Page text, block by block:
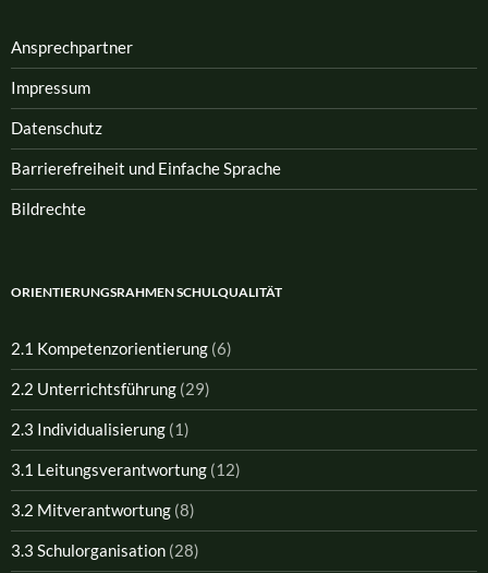
Ansprech­partner
Impressum
Datenschutz
Barrierefreiheit und Einfache Sprache
Bildrechte
ORIENTIERUNGSRAHMEN SCHULQUALITÄT
2.1 Kompetenzorientierung (6)
2.2 Unterrichtsführung (29)
2.3 Individualisierung (1)
3.1 Leitungsverantwortung (12)
3.2 Mitverantwortung (8)
3.3 Schulorganisation (28)